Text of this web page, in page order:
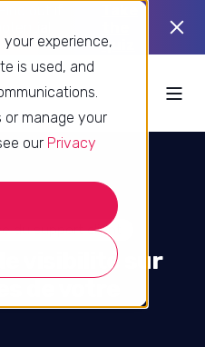
experience,
is used, and
manage your
our Privacy
quiz
du support client
visibilité sur